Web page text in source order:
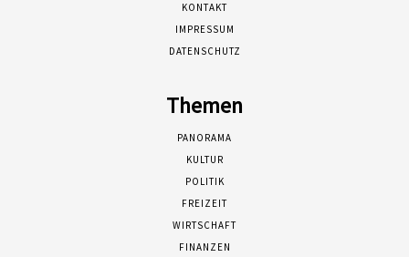
KONTAKT
IMPRESSUM
DATENSCHUTZ
Themen
PANORAMA
KULTUR
POLITIK
FREIZEIT
WIRTSCHAFT
FINANZEN